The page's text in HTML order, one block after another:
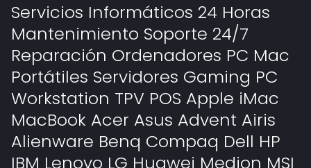
Servicios Informáticos 24 Horas
Mantenimiento Soporte 24/7
Reparación Ordenadores PC Mac
Portátiles Servidores Gaming PC
Workstation TPV POS Apple iMac
MacBook Acer Asus Advent Airis
Alienware Benq Compaq Dell HP
IBM Lenovo LG Huawei Medion MSI